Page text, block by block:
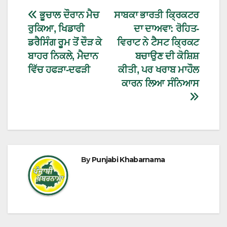
ਸਾਬਕਾ ਭਾਰਤੀ ਕ੍ਰਿਕਟਰ
ਦਾ ਦਾਅਵਾ: ਰੋਹਿਤ-
ਵਿਰਾਟ ਨੇ ਟੈਸਟ ਕ੍ਰਿਕਟ
ਬਚਾਉਣ ਦੀ ਕੋਸ਼ਿਸ਼
ਕੀਤੀ, ਪਰ ਖਰਾਬ ਮਾਹੌਲ
ਕਾਰਨ ਲਿਆ ਸੰਨਿਆਸ
ਭੂਚਾਲ ਦੌਰਾਨ ਮੈਚ
ਰੁਕਿਆ, ਖਿਡਾਰੀ
ਡਰੈਸਿੰਗ ਰੂਮ ਤੋਂ ਦੌੜ ਕੇ
ਬਾਹਰ ਨਿਕਲੇ, ਮੈਦਾਨ
ਵਿੱਚ ਹਫੜਾ-ਦਫੜੀ
ByPunjabi Khabarnama